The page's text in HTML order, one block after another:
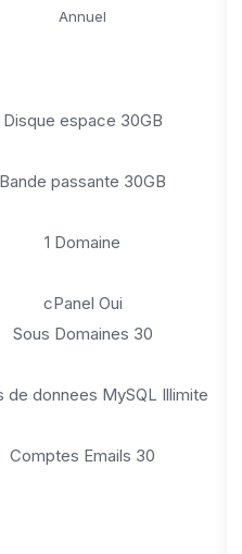
Annuel
Disque espace 30GB
Bande passante 30GB
1 Domaine
cPanel Oui
Sous Domaines 30
de donnees MySQL Illimite
Comptes Emails 30